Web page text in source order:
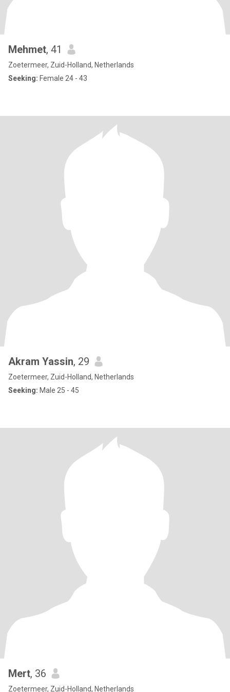
Mehmet, 41
Zoetermeer, Zuid-Holland, Netherlands
Seeking: Female 24 - 43
Akram Yassin, 29
Zoetermeer, Zuid-Holland, Netherlands
Seeking: Male 25 - 45
Mert, 36
Zoetermeer, Zuid-Holland, Netherlands